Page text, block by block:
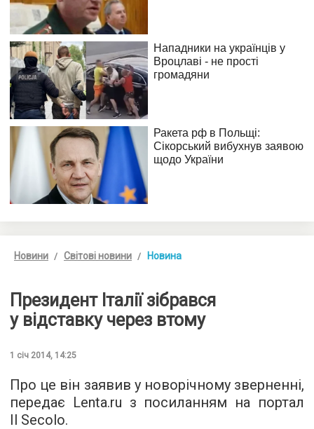
Новини Світові новини Новина
Президент Італії зібрався
у відставку через втому
1 січ 2014, 14:25
Про це він заявив у новорічному зверненні,
передає Lenta.ru з посиланням на портал
Il Secolo.